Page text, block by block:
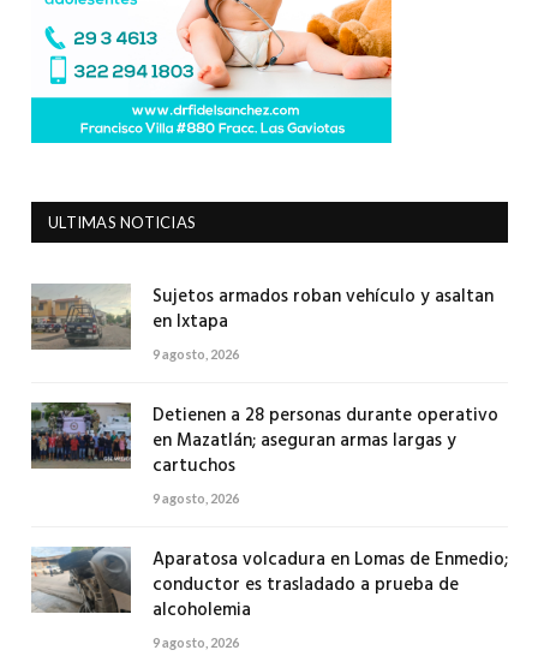
ULTIMAS NOTICIAS
Sujetos armados roban vehículo y asaltan
en Ixtapa
9 agosto, 2026
Detienen a 28 personas durante operativo
en Mazatlán; aseguran armas largas y
cartuchos
9 agosto, 2026
Aparatosa volcadura en Lomas de Enmedio;
conductor es trasladado a prueba de
alcoholemia
9 agosto, 2026